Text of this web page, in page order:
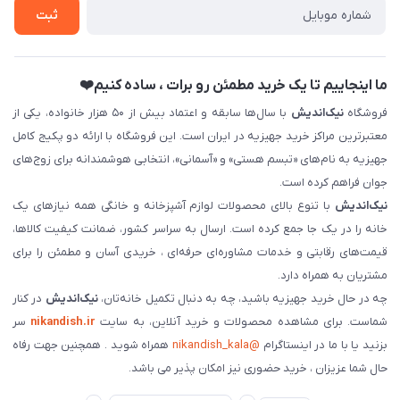
ثبت
ما اینجاییم تا یک خرید مطمئن رو برات ، ساده کنیم❤️
فروشگاهنیک‌اندیش
با سال‌ها سابقه و اعتماد بیش از ۵۰ هزار خانواده، یکی از
معتبرترین مراکز خرید جهیزیه در ایران است. این فروشگاه با ارائه دو پکیج کامل
جهیزیه به نام‌های «تبسم هستی» و «آسمانی»، انتخابی هوشمندانه برای زوج‌های
جوان فراهم کرده است.
نیک‌اندیش با تنوع بالای محصولات لوازم آشپزخانه و خانگی همه نیازهای یک
خانه را در یک جا جمع کرده است. ارسال به سراسر کشور، ضمانت کیفیت کالاها،
قیمت‌های رقابتی و خدمات مشاوره‌ای حرفه‌ای ، خریدی آسان و مطمئن را برای
مشتریان به همراه دارد.
چه در حال خرید جهیزیه باشید، چه به دنبال تکمیل خانه‌تان،نیک‌اندیش در کنار
شماست. برای مشاهده محصولات و خرید آنلاین، به سایت nikandish.ir سر
بزنید یا با ما در اینستاگرام @nikandish_kala
همراه شوید . همچنین جهت رفاه
حال شما عزیزان ، خرید حضوری نیز امکان پذیر می باشد.